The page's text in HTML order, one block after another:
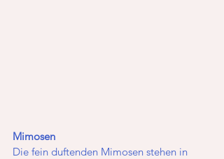
Mimosen
Die fein duftenden Mimosen stehen in